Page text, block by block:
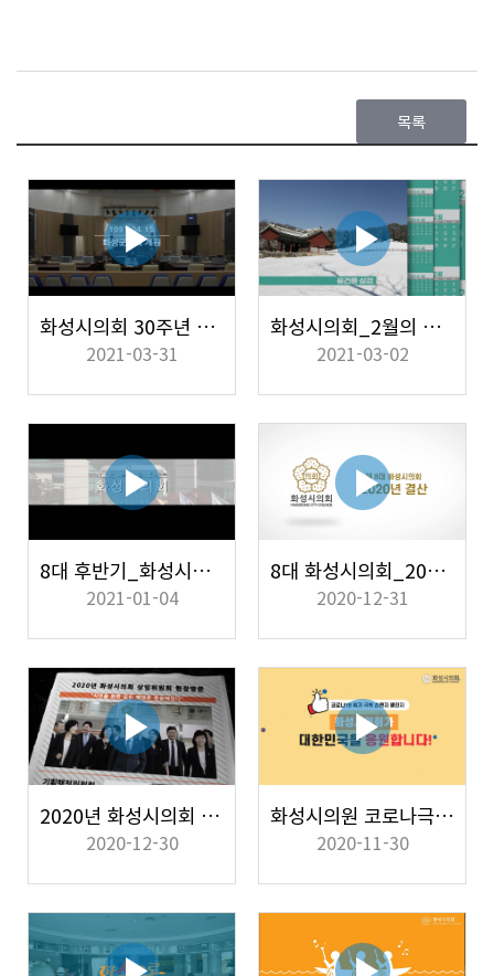
목록
화성시의회 30주년 기념영상
2021-03-31
화성시의회_2월의 의정활동
2021-03-02
8대 후반기_화성시의회 공식홍보영상_한글
2021-01-04
8대 화성시의회_2020년 의원활동 결산 영상
2020-12-31
2020년 화성시의회 상임위원회 현장방문 결산영상
2020-12-30
화성시의원 코로나극복기원 손글씨 챌린지
2020-11-30